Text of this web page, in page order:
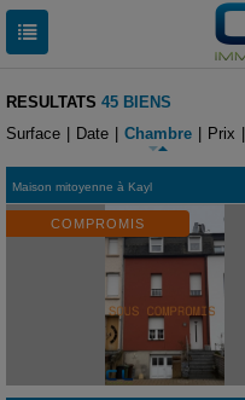
RESULTATS 45 BIENS
Surface
Date Chambre Prix
Maison mitoyenne à Kayl
COMPROMIS